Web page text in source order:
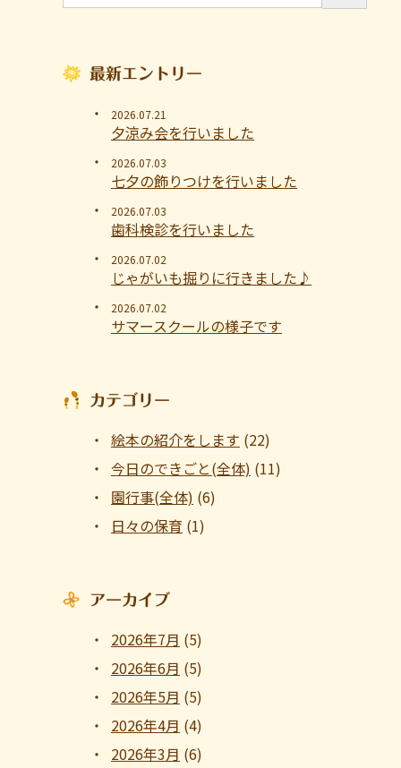
最新エントリー
2026.07.21
夕涼み会を行いました
2026.07.03
七夕の飾りつけを行いました
2026.07.03
歯科検診を行いました
2026.07.02
じゃがいも掘りに行きました♪
2026.07.02
サマースクールの様子です
カテゴリー
絵本の紹介をします (22)
今日のできごと(全体) (11)
園行事(全体) (6)
日々の保育 (1)
アーカイブ
2026年7月 (5)
2026年6月 (5)
2026年5月 (5)
2026年4月 (4)
2026年3月 (6)